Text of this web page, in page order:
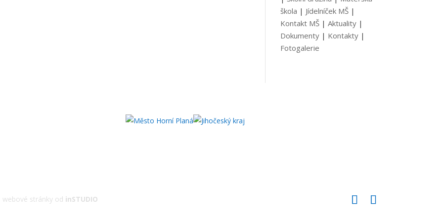
škola | Jídelníček MŠ |
Kontakt MŠ |Aktuality |
Dokumenty | Kontakty |
Fotogalerie
stránky od inSTUDIO